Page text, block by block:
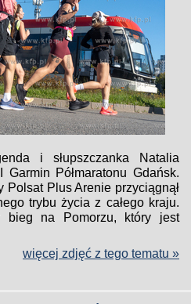
i słupszczanka Natalia
Półmaratonu Gdańsk.
Polsat Plus Arenie przyciągnął
trybu życia z całego kraju.
bieg na Pomorzu, który jest
więcej zdjęć z tego tematu »